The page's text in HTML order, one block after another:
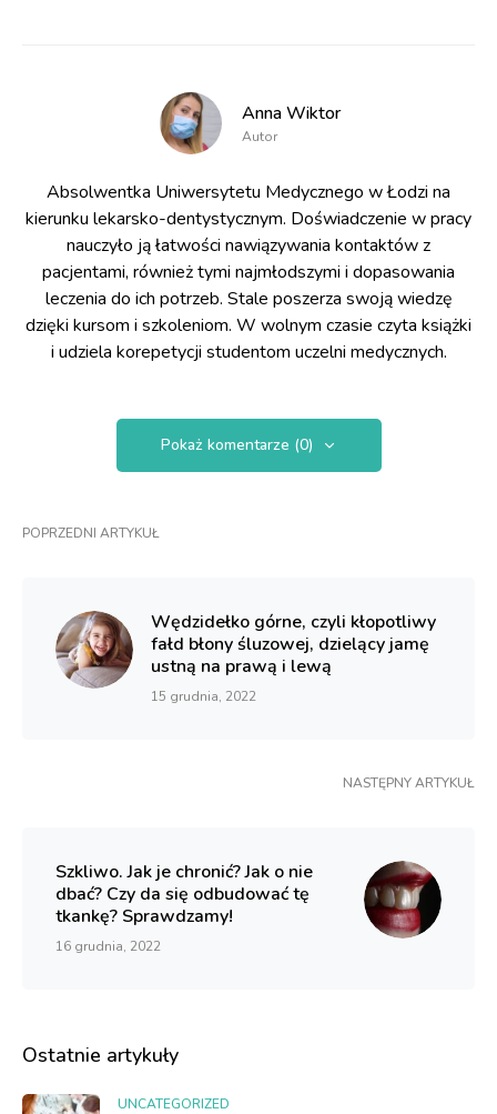
Anna Wiktor
Autor
Absolwentka Uniwersytetu Medycznego w Łodzi na
kierunku lekarsko-dentystycznym. Doświadczenie w pracy
nauczyło ją łatwości nawiązywania kontaktów z
pacjentami, również tymi najmłodszymi i dopasowania
leczenia do ich potrzeb. Stale poszerza swoją wiedzę
dzięki kursom i szkoleniom. W wolnym czasie czyta książki
i udziela korepetycji studentom uczelni medycznych.
Pokaż komentarze (0)
POPRZEDNI ARTYKUŁ
Wędzidełko górne, czyli kłopotliwy
fałd błony śluzowej, dzielący jamę
ustną na prawą i lewą
15 grudnia, 2022
NASTĘPNY ARTYKUŁ
Szkliwo. Jak je chronić? Jak o nie
dbać? Czy da się odbudować tę
tkankę? Sprawdzamy!
16 grudnia, 2022
Ostatnie artykuły
UNCATEGORIZED